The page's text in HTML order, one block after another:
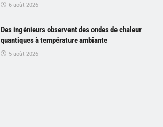
6 août 2026
Des ingénieurs observent des ondes de chaleur
quantiques à température ambiante
5 août 2026